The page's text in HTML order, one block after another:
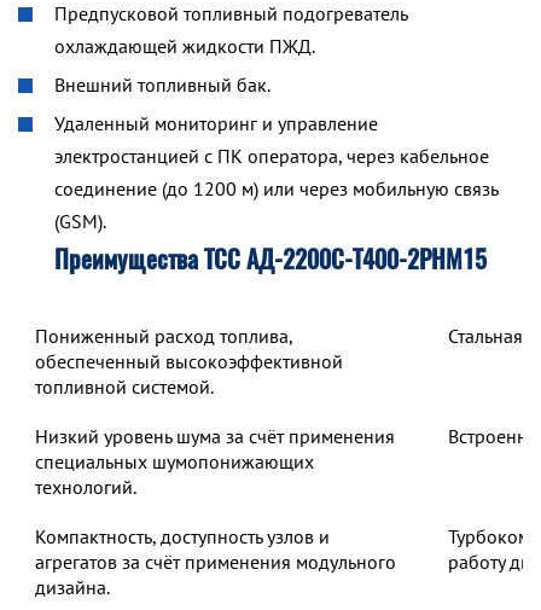
Предпусковой топливный подогреватель
охлаждающей жидкости ПЖД.
Внешний топливный бак.
Удаленный мониторинг и управление
электростанцией с ПК оператора, через кабельное
соединение (до 1200 м) или через мобильную связь
(GSM).
Преимущества ТСС АД-2200С-Т400-2РНМ15
Пониженный расход топлива,
обеспеченный высокоэффективной
топливной системой.
Стальная
Низкий уровень шума за счёт применения
специальных шумопонижающих
технологий.
Компактность, доступность узлов и
агрегатов за счёт применения модульного
дизайна.
работу